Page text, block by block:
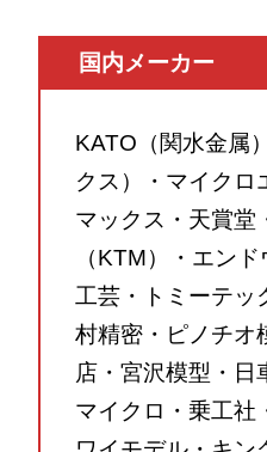
国内メーカー
KATO（関水金属
クス）・マイクロ
マックス・天賞堂
（KTM）・エン
工芸・トミーテッ
村精密・ピノチオ
店・宮沢模型・日
マイクロ・乗工社